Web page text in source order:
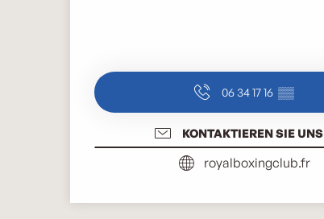
06 34 17 16 ▒▒
KONTAKTIEREN SIE UNS
royalboxingclub.fr